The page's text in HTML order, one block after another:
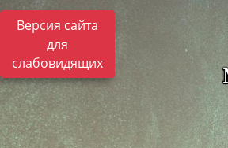
Версия сайта
для
слабовидящих